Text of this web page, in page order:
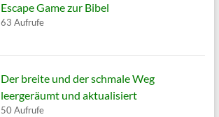
Escape Game zur Bibel
63 Aufrufe
Der breite und der schmale Weg
leergeräumt und aktualisiert
50 Aufrufe